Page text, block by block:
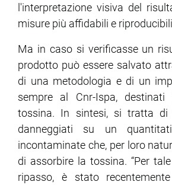
l'interpretazione visiva del
misure più affidabili e
Ma in caso si verificasse un
prodotto può essere salvato
di una metodologia e di un
sempre al Cnr-Ispa,
tossina. In sintesi, si tratta di
danneggiati su un
incontaminate che, per loro
di assorbire la tossina. “Per
ripasso, è stato